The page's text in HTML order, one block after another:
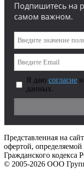
Подпишитесь на
самом важном.
Я даю согласие
данных.
Представленная на
офертой,
Гражданского кодекса
© 2005-2026 ООО